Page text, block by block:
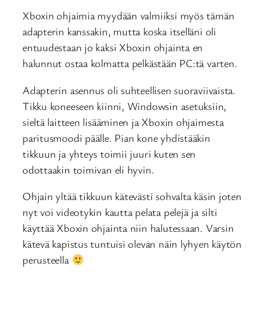
Xboxin ohjaimia myydään valmiiksi myös tämän
adapterin kanssakin, mutta koska itselläni oli
entuudestaan jo kaksi Xboxin ohjainta en
halunnut ostaa kolmatta pelkästään PC:tä varten.
Adapterin asennus oli suhteellisen suoraviivaista.
Tikku koneeseen kiinni, Windowsin asetuksiin,
sieltä laitteen lisääminen ja Xboxin ohjaimesta
paritusmoodi päälle. Pian kone yhdistääkin
tikkuun ja yhteys toimii juuri kuten sen
odottaakin toimivan eli hyvin.
Ohjain yltää tikkuun kätevästi sohvalta käsin joten
nyt voi videotykin kautta pelata pelejä ja silti
käyttää Xboxin ohjainta niin halutessaan. Varsin
kätevä kapistus tuntuisi olevan näin lyhyen käytön
perusteella